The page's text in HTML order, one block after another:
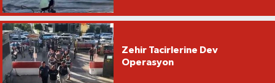
Zehir Tacirlerine Dev
Operasyon